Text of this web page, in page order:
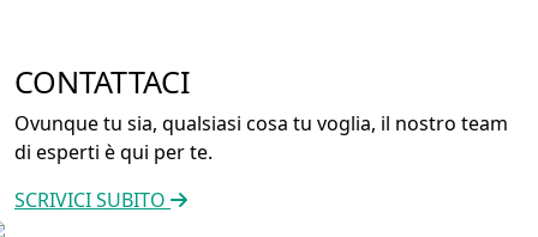
CONTATTACI
Ovunque tu sia, qualsiasi cosa tu voglia, il nostro team
di esperti è qui per te.
SCRIVICI SUBITO